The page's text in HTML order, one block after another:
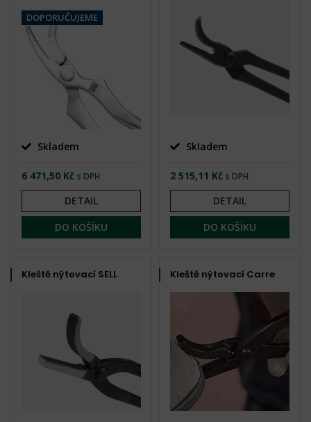
DOPORUČUJEME
Skladem
6 471,50 Kč s DPH
DETAIL
DO KOŠÍKU
Skladem
2 515,11 Kč s DPH
DETAIL
DO KOŠÍKU
Kleště nýtovací SELL Kleště nýtovací Carre